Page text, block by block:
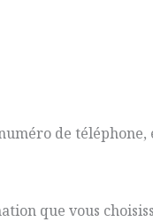
de
que vous